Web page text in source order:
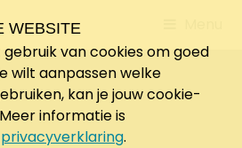
to
WEBSITE
van cookies om goed
wilt aanpassen welke
kan je jouw cookie-
informatie is
privacyverklaring.